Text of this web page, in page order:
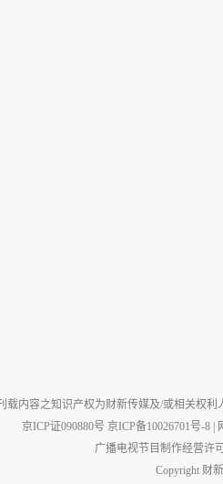
载内容之知识产权为财新传媒及/或相关权
京ICP证090880号 京ICP备10026701号-8
广播电视节目制作经营许
Copyright 财